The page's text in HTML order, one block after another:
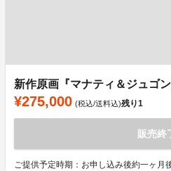
新作原画『マナティ＆ジュゴン
¥275,000 (税込/送料込)残り1
販売終
ご提供予定時期：お申し込み後約一ヶ月